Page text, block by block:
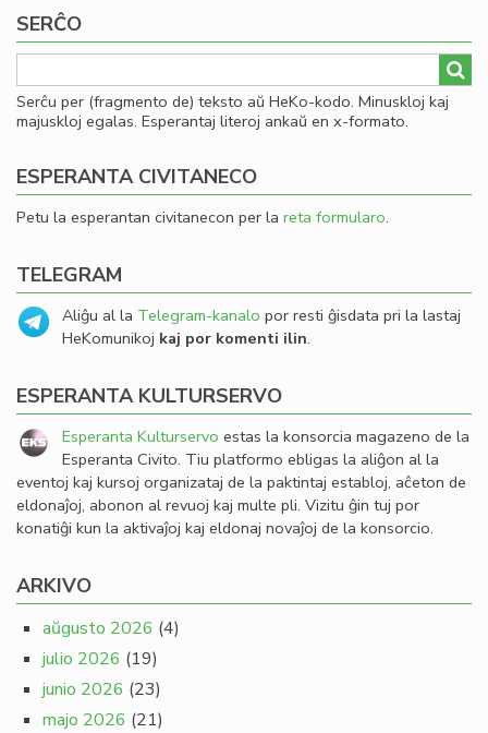
SERĈO
Serĉu per (fragmento de) teksto aŭ HeKo-kodo. Minuskloj kaj
majuskloj egalas. Esperantaj literoj ankaŭ en x-formato.
ESPERANTA CIVITANECO
Petu la esperantan civitanecon per la reta formularo.
TELEGRAM
Aliĝu al la Telegram-kanalo por resti ĝisdata pri la lastaj
HeKomunikoj kaj por komenti ilin.
ESPERANTA KULTURSERVO
Esperanta Kulturservo estas la konsorcia magazeno de la
Esperanta Civito. Tiu platformo ebligas la aliĝon al la
eventoj kaj kursoj organizataj de la paktintaj establoj, aĉeton de
eldonaĵoj, abonon al revuoj kaj multe pli. Vizitu ĝin tuj por
konatiĝi kun la aktivaĵoj kaj eldonaj novaĵoj de la konsorcio.
ARKIVO
aŭgusto 2026 (4)
julio 2026 (19)
junio 2026 (23)
majo 2026 (21)